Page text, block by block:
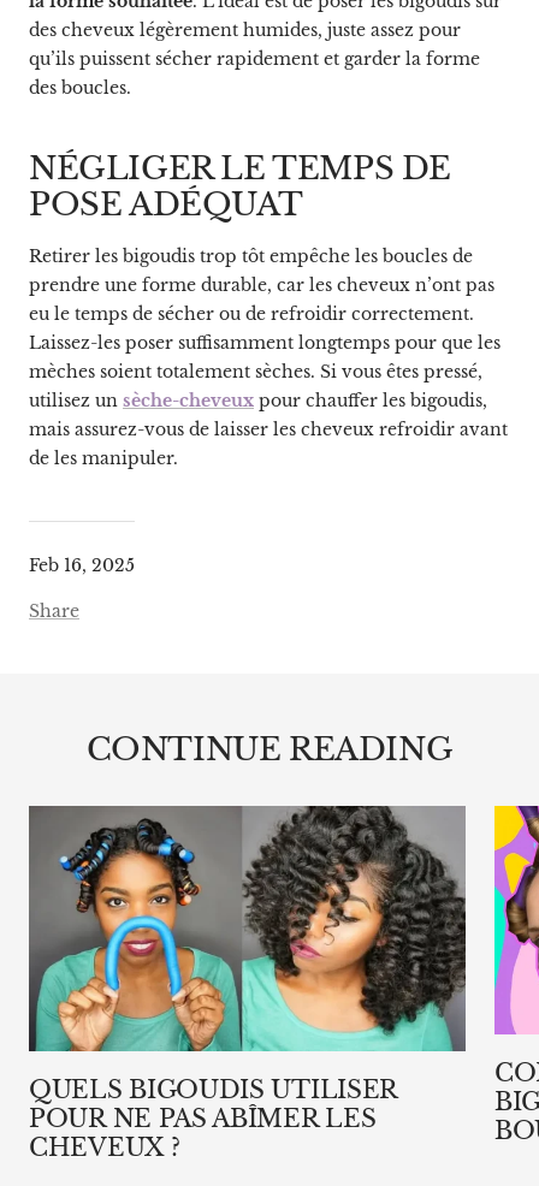
Feb 16, 2025
Share
des cheveux légèrement humides, juste assez pour
qu’ils puissent sécher rapidement et garder la forme
des boucles.
NÉGLIGER LE TEMPS DE
POSE ADÉQUAT
Retirer les bigoudis trop tôt empêche les boucles de
prendre une forme durable, car les cheveux n’ont pas
eu le temps de sécher ou de refroidir correctement.
Laissez-les poser suffisamment longtemps pour que les
mèches soient totalement sèches. Si vous êtes pressé,
utilisez un sèche-cheveux pour chauffer les bigoudis,
mais assurez-vous de laisser les cheveux refroidir avant
de les manipuler.
CONTINUE READING
QUELS BIGOUDIS UTILISER
POUR NE PAS ABÎMER LES
CHEVEUX ?